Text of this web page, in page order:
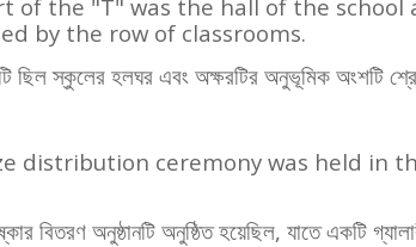
of the "T" was the hall of the
by the row of classrooms.
স্কুলের হলঘর এবং অক্ষরটির অনুভূমিক অংশটি
distribution ceremony was held in
বিতরণ অনুষ্ঠানটি অনুষ্ঠিত হয়েছিল, যাতে একটি